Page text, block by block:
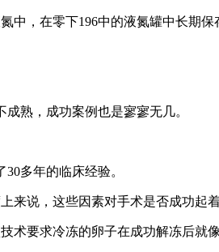
中，在零下196中的液氮罐中长期保
熟，成功案例也是寥寥无几。
多年的临床经验。
来说，这些因素对手术是否成功起着
要求冷冻的卵子在成功解冻后就